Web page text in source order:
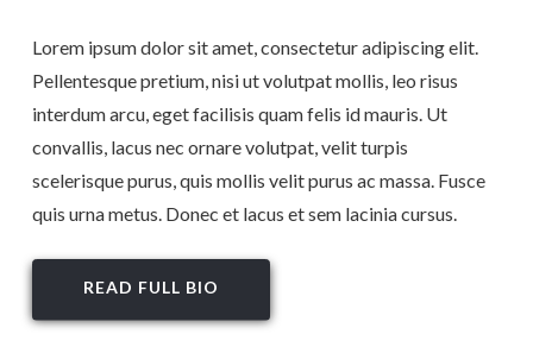
Lorem ipsum dolor sit amet, consectetur adipiscing elit.
Pellentesque pretium, nisi ut volutpat mollis, leo risus
interdum arcu, eget facilisis quam felis id mauris. Ut
convallis, lacus nec ornare volutpat, velit turpis
scelerisque purus, quis mollis velit purus ac massa. Fusce
quis urna metus. Donec et lacus et sem lacinia cursus.
READ FULL BIO